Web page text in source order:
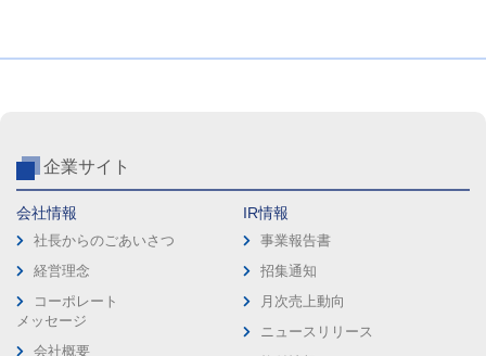
企業サイト
会社情報
社長からのごあいさつ
経営理念
コーポレート
メッセージ
会社概要
IR情報
事業報告書
招集通知
月次売上動向
ニュースリリース